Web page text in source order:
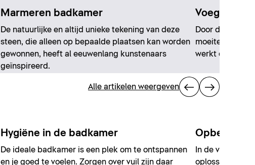
Marmeren badkamer
De natuurlijke en altijd unieke tekening van deze
steen, die alleen op bepaalde plaatsen kan worden
gewonnen, heeft al eeuwenlang kunstenaars
geïnspireerd.
Voegen
Door de
moeite mooie
werkt deze
Alle artikelen weergeven
Hygiëne in de badkamer
De ideale badkamer is een plek om te ontspannen
en je goed te voelen. Zorgen over vuil zijn daar
In de volgende
oplossingen er